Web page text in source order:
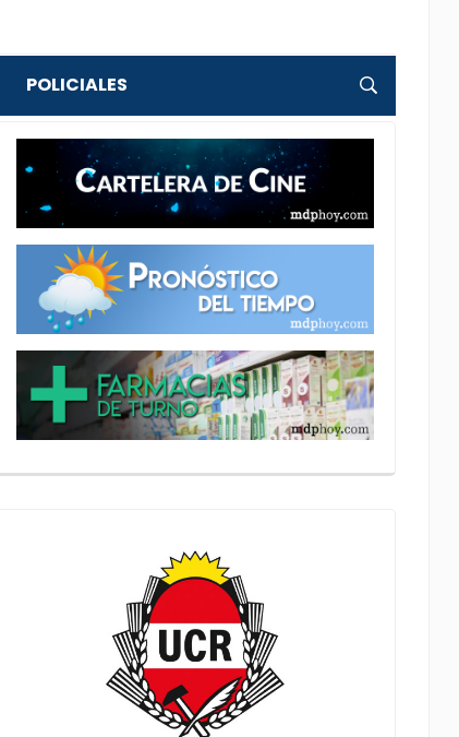
POLICIALES